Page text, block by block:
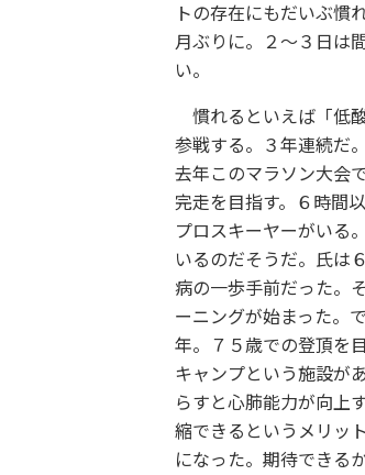
トの存在にもだいぶ慣
月ぶりに。２〜３日は
い。
慣れるといえば「低
参戦する。３年連続だ
去年このマラソン大会
完走を目指す。６時間
プロスキーヤーがいる
いるのだそうだ。氏は
病の一歩手前だった。
ーニングが始まった。
年。７５歳での登頂を
キャンプという施設が
らすと心肺能力が向上
縮できるというメリッ
になった。期待できる